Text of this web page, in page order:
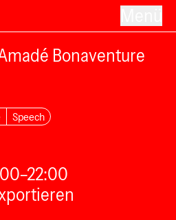
Bonaventure
Speech